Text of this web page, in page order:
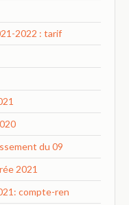
2022 : tarif
du 09
2021
compte-ren